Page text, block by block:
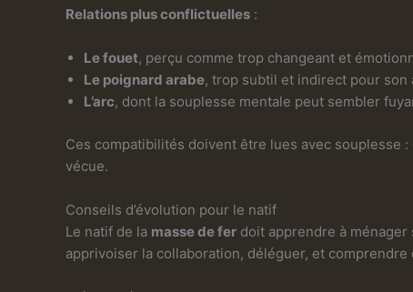
Relations plus conflictuelles :
Le fouet, perçu comme trop changeant et
Le poignard arabe, trop subtil et indirect pour son
L’arc, dont la souplesse mentale peut sembler
Ces compatibilités doivent être lues avec souplesse
vécue.
Conseils d’évolution pour le natif
Le natif de la masse de fer doit apprendre à
apprivoiser la collaboration, déléguer, et